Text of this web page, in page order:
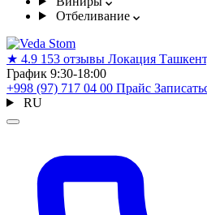
Отбеливание
★ 4.9 153 отзывы Локация
График 9:30-18:00
+998 (97) 717 04 00 Прайс
RU